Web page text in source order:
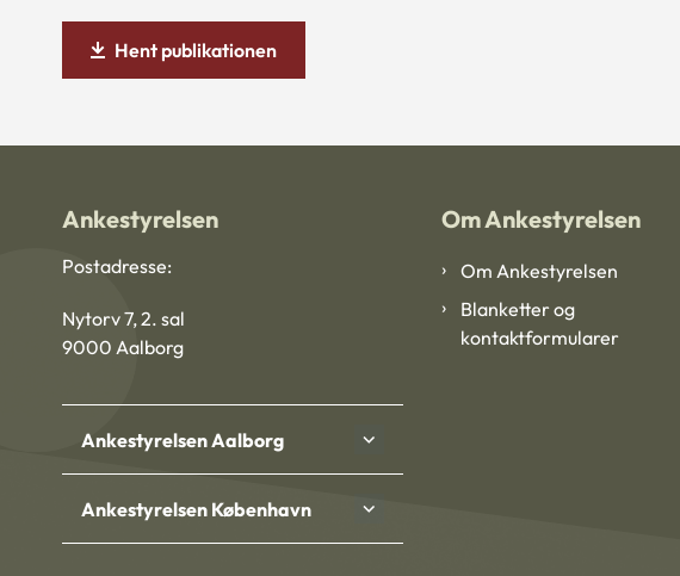
Hent publikationen
Ankestyrelsen
Postadresse:
Nytorv 7, 2. sal
9000 Aalborg
Ankestyrelsen Aalborg
Ankestyrelsen København
Om Ankestyrelsen
Om Ankestyrelsen
Blanketter og
kontaktformularer